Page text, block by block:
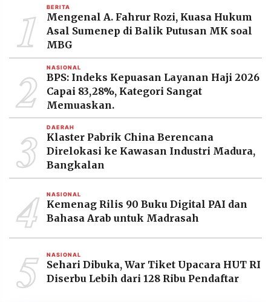
©
Resolusi.co
-
PT.
RESOLUSI
MEDIA
PRAMUDITA
1 BERITA
Mengenal A. Fahrur Rozi, Kuasa Hukum
Asal Sumenep di Balik Putusan MK soal
MBG
2 NASIONAL
BPS: Indeks Kepuasan Layanan Haji 2026
Capai 83,28%, Kategori Sangat
Memuaskan.
3 DAERAH
Klaster Pabrik China Berencana
Direlokasi ke Kawasan Industri Madura,
Bangkalan
4 NASIONAL
Kemenag Rilis 90 Buku Digital PAI dan
Bahasa Arab untuk Madrasah
5 NASIONAL
Sehari Dibuka, War Tiket Upacara HUT RI
Diserbu Lebih dari 128 Ribu Pendaftar